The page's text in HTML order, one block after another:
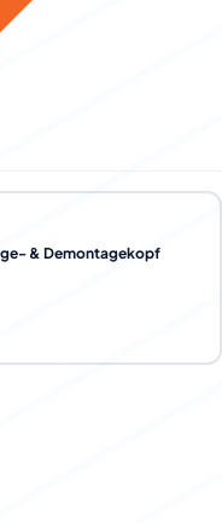
& Demontagekopf